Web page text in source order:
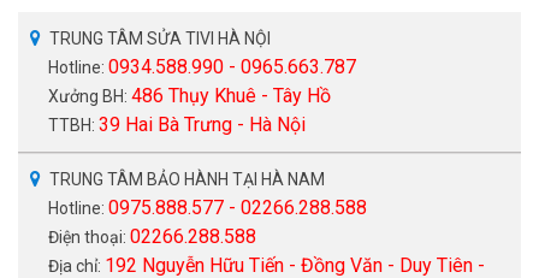
TRUNG TÂM SỬA TIVI HÀ NỘI
Hotline: 0934.588.990 - 0965.663.787
Xưởng BH: 486 Thụy Khuê - Tây Hồ
TTBH: 39 Hai Bà Trưng - Hà Nội
TRUNG TÂM BẢO HÀNH TẠI HÀ NAM
Hotline: 0975.888.577 - 02266.288.588
Điện thoại: 02266.288.588
Địa chỉ: 192 Nguyễn Hữu Tiến - Đồng Văn - Duy Tiên -